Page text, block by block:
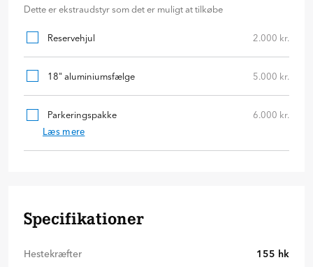
Dette er ekstraudstyr som det er muligt at tilkøbe
Reservehjul 2.000 kr.
18" aluminiumsfælge 5.000 kr.
Parkeringspakke
Læs mere
6.000 kr.
Specifikationer
Hestekræfter 155 hk